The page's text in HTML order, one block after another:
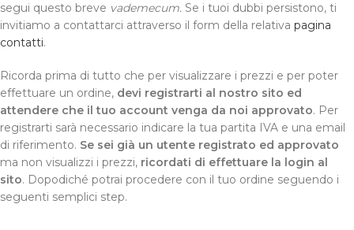
segui questo breve vademecum. Se i tuoi dubbi persistono, ti
invitiamo a contattarci attraverso il form della relativa pagina
contatti.
Ricorda prima di tutto che per visualizzare i prezzi e per poter
effettuare un ordine, devi registrarti al nostro sito ed
attendere che il tuo account venga da noi approvato. Per
registrarti sarà necessario indicare la tua partita IVA e una email
di riferimento. Se sei già un utente registrato ed approvato
ma non visualizzi i prezzi, ricordati di effettuare la login al
sito. Dopodiché potrai procedere con il tuo ordine seguendo i
seguenti semplici step.